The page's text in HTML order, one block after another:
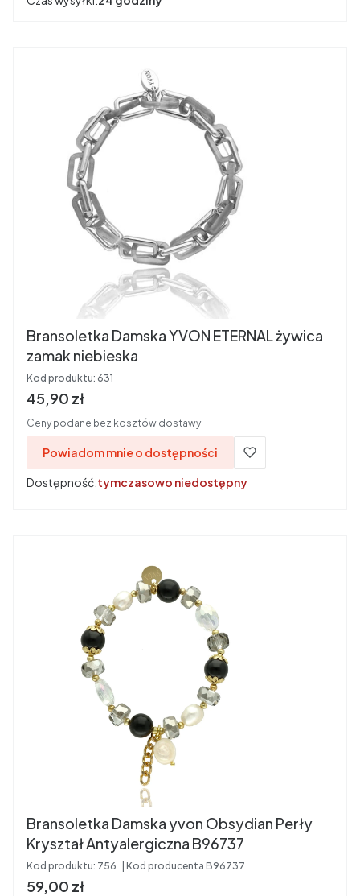
Bransoletka Damska YVON ETERNAL żywica
zamak niebieska
Kod produktu: 631
Cena brutto
45,90 zł
Ceny podane bez kosztów dostawy.
Powiadom mnie o dostępności
Dostępność:tymczasowo niedostępny
Bransoletka Damska yvon Obsydian Perły
Kryształ Antyalergiczna B96737
Kod produktu: 756 Kod producenta B96737
Cena brutto
59,00 zł